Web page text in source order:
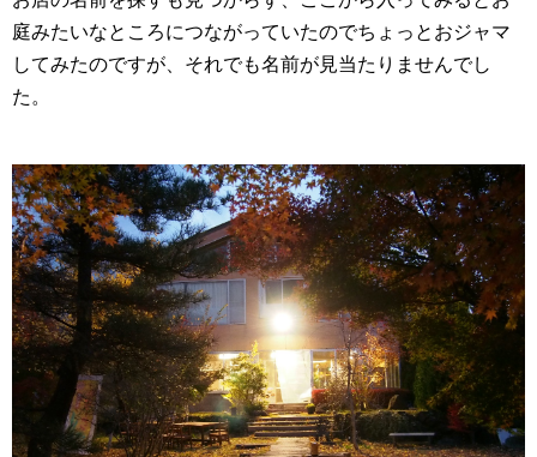
庭みたいなところにつながっていたのでちょっとおジャマ
してみたのですが、それでも名前が見当たりませんでし
た。